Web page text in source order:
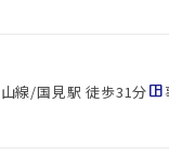
線/国見駅 徒歩31分space_dashboard